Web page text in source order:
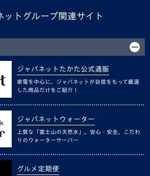
ットグループ関連サイト
ジャパネットたかた公式通販
家電を中心に、ジャパネットが自信をもって厳選
した商品だけをご紹介！
ジャパネットウォーター
上質な「富士山の天然水」。安心・安全、こだわ
りのウォーターサーバー
グルメ定期便